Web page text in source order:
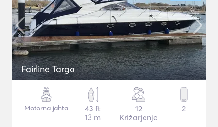
Fairline Targa
Motorna jahta
43 ft
13 m
12
Križarjenje
2